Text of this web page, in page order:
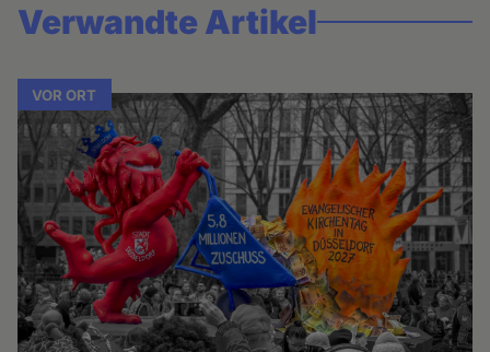
Verwandte Artikel
VOR ORT